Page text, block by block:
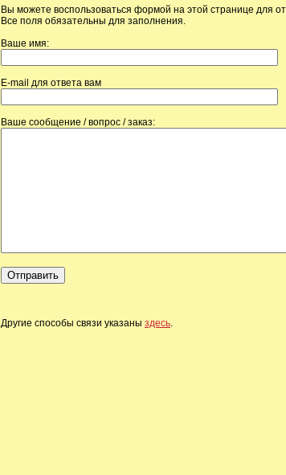
Вы можете воспользоваться формой на этой странице для
Все поля обязательны для заполнения.
Ваше имя:
E-mail для ответа вам
Ваше сообщение / вопрос / заказ:
Другие способы связи указаны здесь.